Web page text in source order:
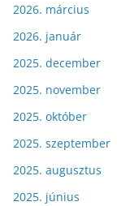
2026. március
2026. január
2025. december
2025. november
2025. október
2025. szeptember
2025. augusztus
2025. június